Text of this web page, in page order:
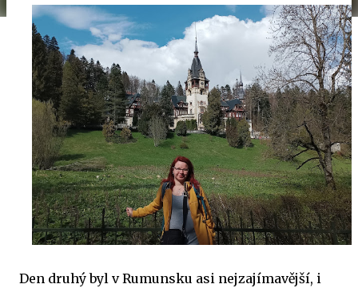
Den druhý byl v Rumunsku asi nejzajímavější, i